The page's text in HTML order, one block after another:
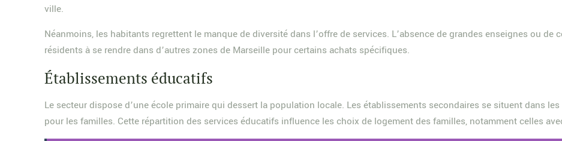
ville.
Néanmoins, les habitants regrettent le manque de diversité dans l’offre de services. L’absence de grandes enseignes ou
résidents à se rendre dans d’autres zones de Marseille pour certains achats spécifiques.
Établissements éducatifs
Le secteur dispose d’une école primaire qui dessert la population locale. Les établissements secondaires se situent dans
pour les familles. Cette répartition des services éducatifs influence les choix de logement des familles, notamment celles